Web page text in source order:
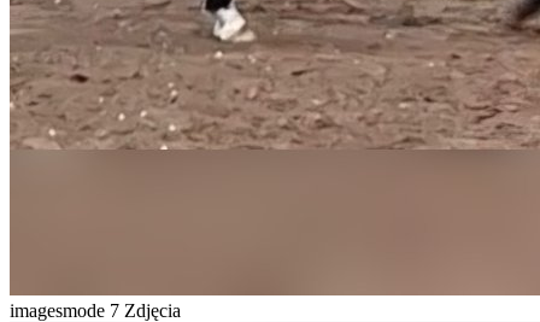
imagesmode 7 Zdjęcia